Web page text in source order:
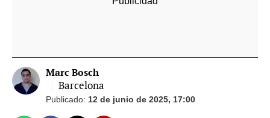
Marc Bosch
Barcelona
Publicado: 12 de junio de 2025, 17:00